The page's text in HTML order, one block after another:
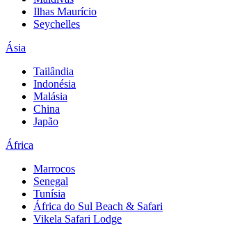
Ilhas Maurício
Seychelles
Ásia
Tailândia
Indonésia
Malásia
China
Japão
África
Marrocos
Senegal
Tunísia
África do Sul Beach & Safari
Vikela Safari Lodge